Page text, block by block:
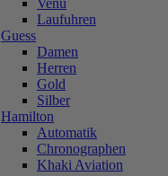
Venu
Laufuhren
Guess
Damen
Herren
Gold
Silber
Hamilton
Automatik
Chronographen
Khaki Aviation